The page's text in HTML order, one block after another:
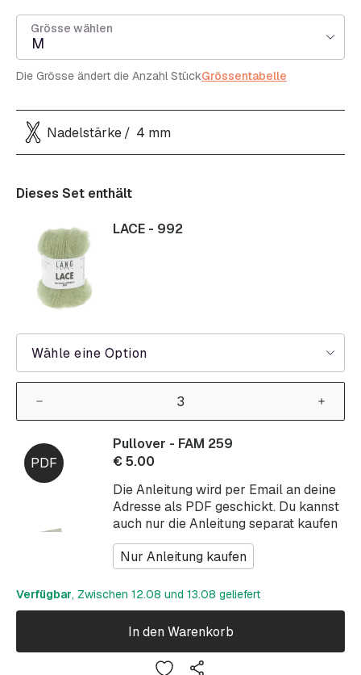
Grösse wählen
M
Die Grösse ändert die Anzahl StückGrössentabelle
Nadelstärke 4 mm
Dieses Set enthält
Wähle eine Option
LACE - 992
Die Anleitung wird per Email an deine
Adresse als PDF geschickt. Du kannst
auch nur die Anleitung separat kaufen
Nur Anleitung kaufen
Pullover - FAM 259
€5.00
Verfügbar, Zwischen 12.08 und 13.08 geliefert
In den Warenkorb